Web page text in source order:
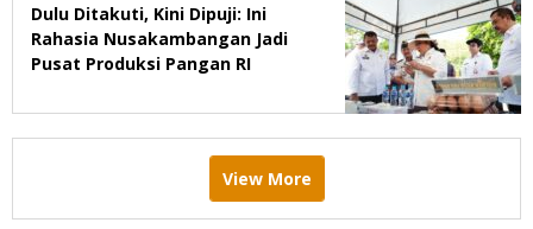
Dulu Ditakuti, Kini Dipuji: Ini
Rahasia Nusakambangan Jadi
Pusat Produksi Pangan RI
View More